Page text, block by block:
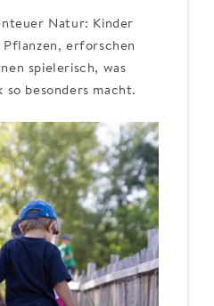
Natur: Kinder
erforschen
spielerisch, was
so besonders macht.